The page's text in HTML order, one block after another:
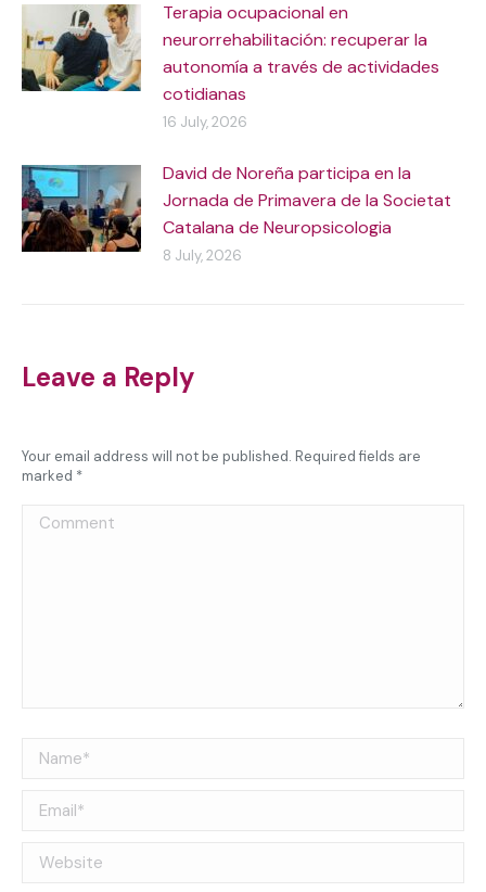
Terapia ocupacional en
neurorrehabilitación: recuperar la
autonomía a través de actividades
cotidianas
16 July, 2026
David de Noreña participa en la
Jornada de Primavera de la Societat
Catalana de Neuropsicologia
8 July, 2026
Leave a Reply
Your email address will not be published. Required fields are
marked *
Comment
Name *
Email *
Website